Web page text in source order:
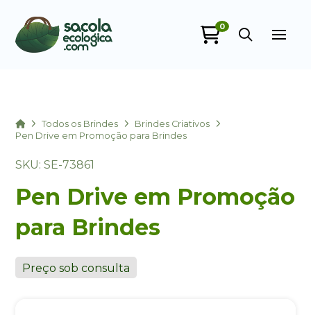
0
HomeTodos os Brindes
Brindes Criativos
Pen Drive em Promoção para Brindes
SKU: SE-73861
Pen Drive em Promoção
para Brindes
Preço sob consulta